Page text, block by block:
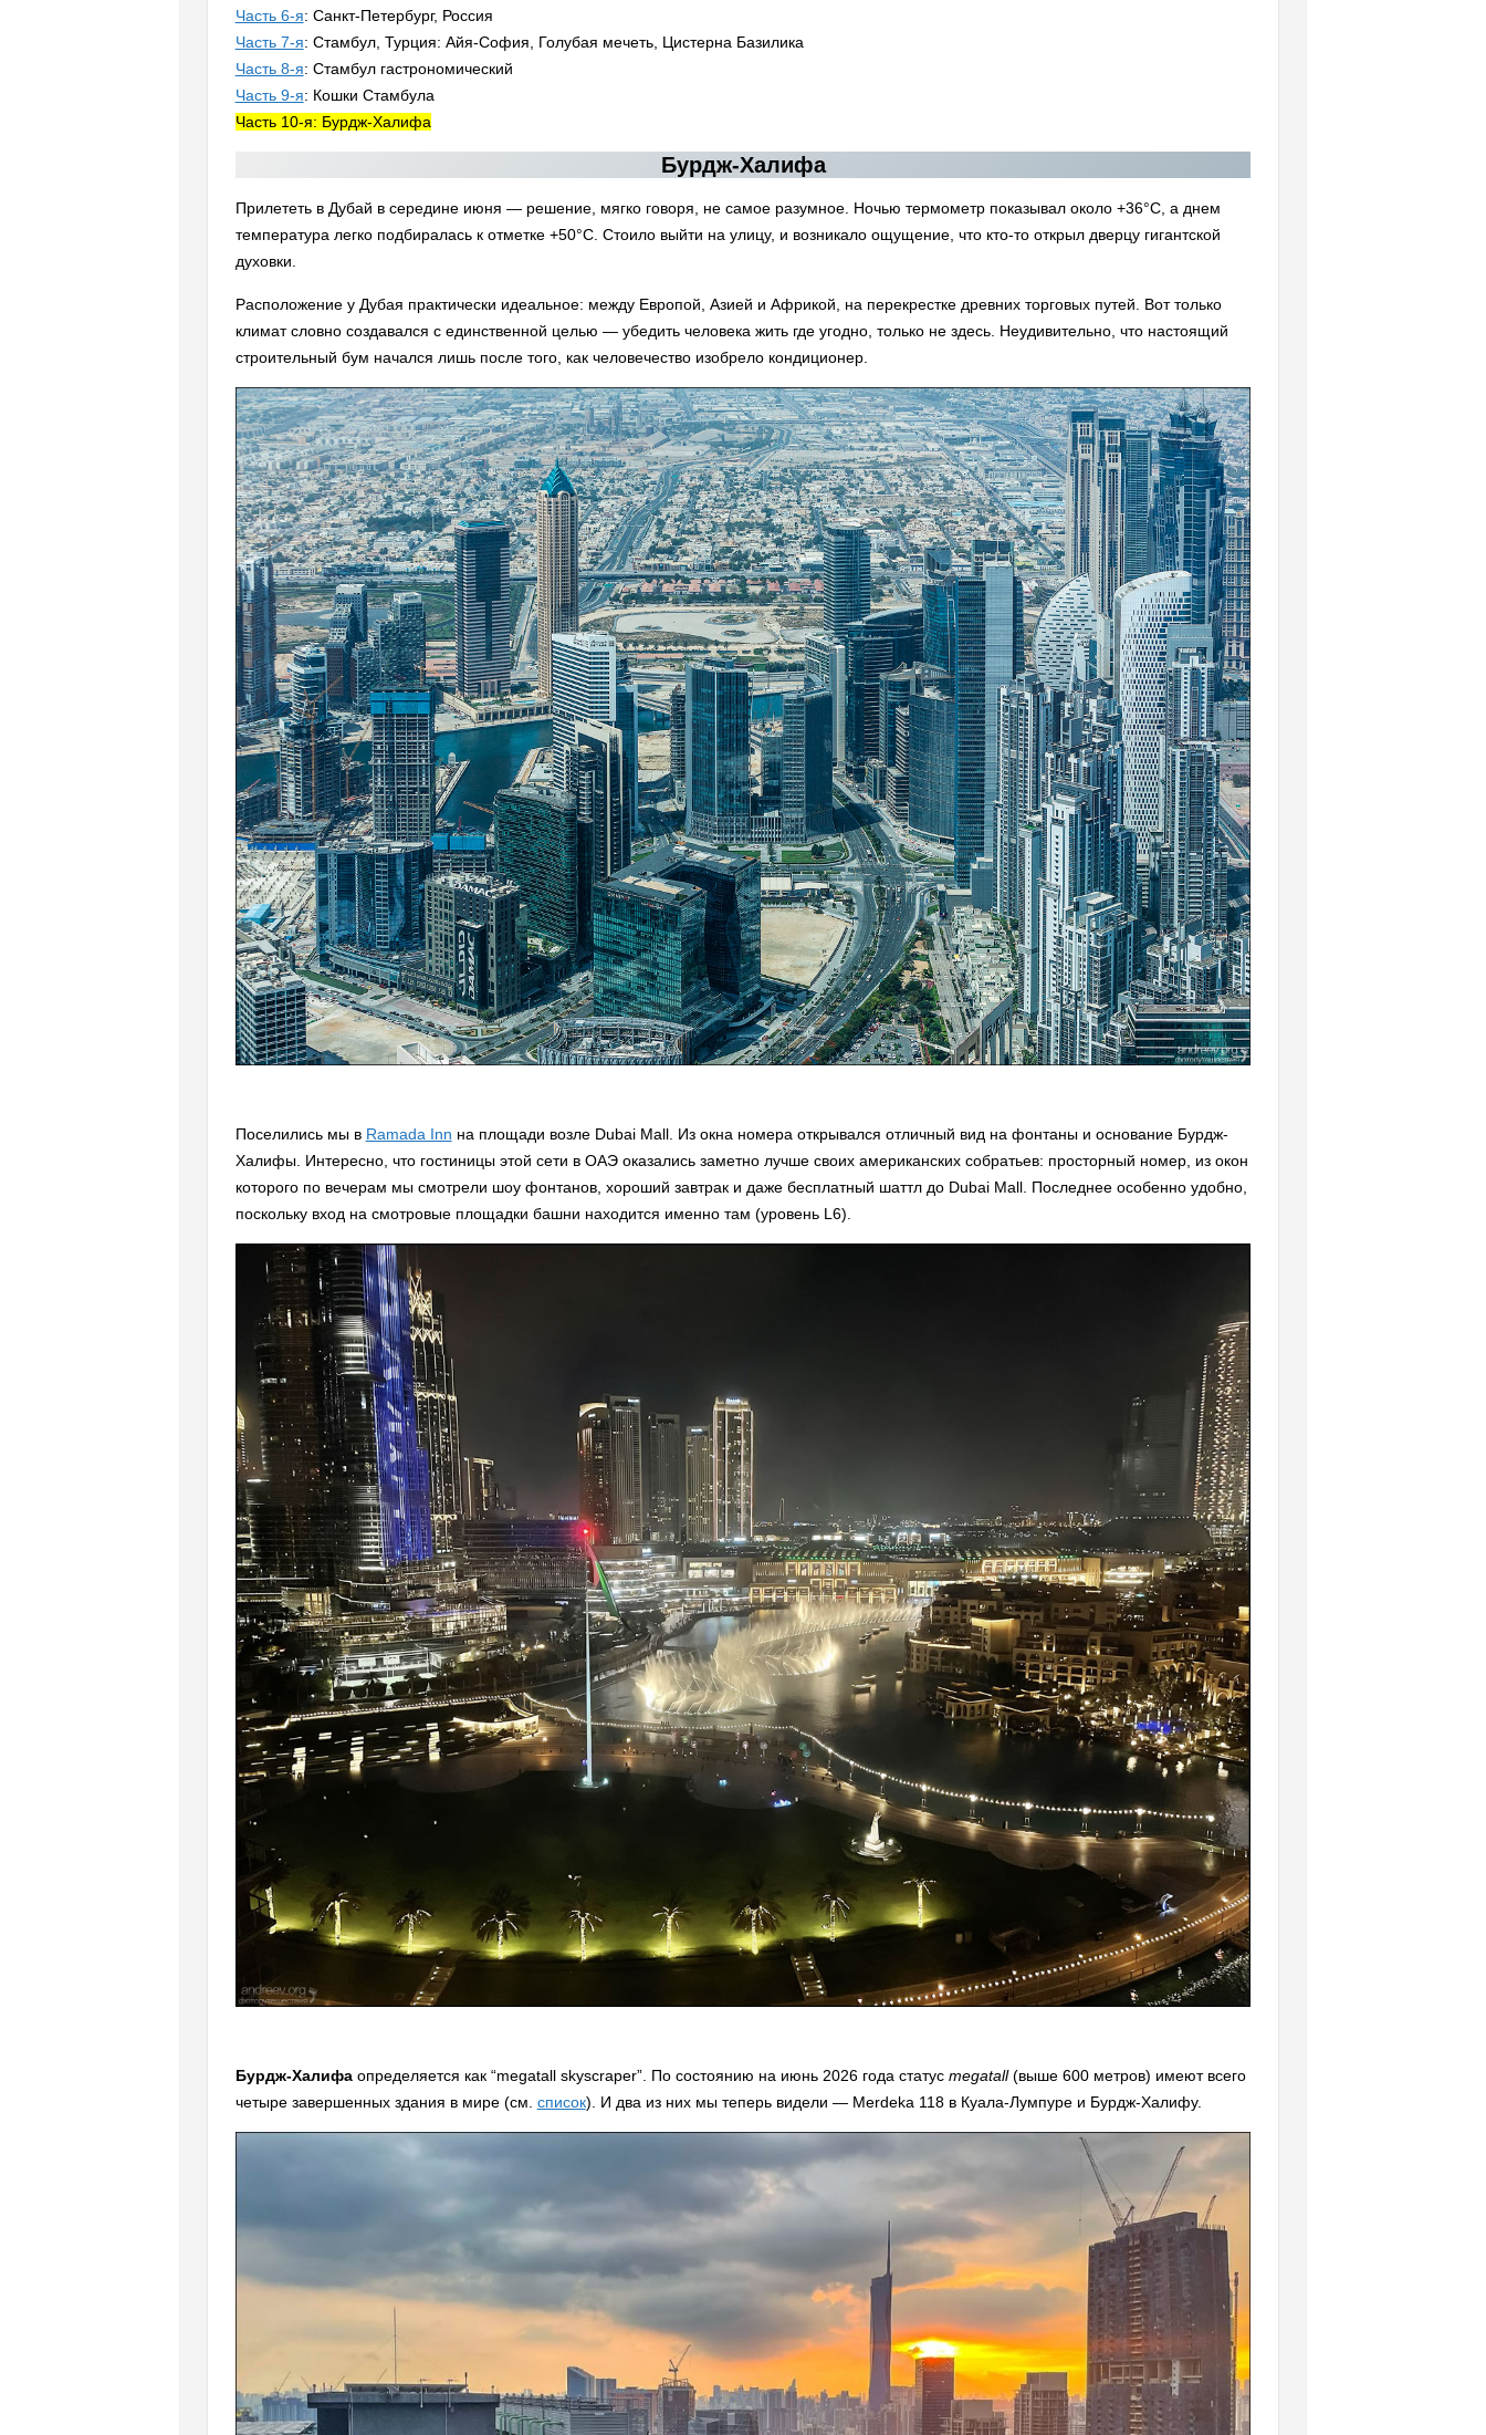
Часть 6-я: Санкт-Петербург, Россия
Часть 7-я: Стамбул, Турция: Айя-София, Голубая мечеть, Цистерна Базилика
Часть 8-я: Стамбул гастрономический
Часть 9-я: Кошки Стамбула
Часть 10-я: Бурдж-Халифа
Бурдж-Халифа
Прилететь в Дубай в середине июня — решение, мягко говоря, не самое разумное. Ночью термометр показывал около +36°C, а днем
температура легко подбиралась к отметке +50°C. Стоило выйти на улицу, и возникало ощущение, что кто-то открыл дверцу гигантской
духовки.
Расположение у Дубая практически идеальное: между Европой, Азией и Африкой, на перекрестке древних торговых путей. Вот только
климат словно создавался с единственной целью — убедить человека жить где угодно, только не здесь. Неудивительно, что настоящий
строительный бум начался лишь после того, как человечество изобрело кондиционер.
Поселились мы в Ramada Inn на площади возле Dubai Mall. Из окна номера открывался отличный вид на фонтаны и основание Бурдж-
Халифы. Интересно, что гостиницы этой сети в ОАЭ оказались заметно лучше своих американских собратьев: просторный номер, из окон
которого по вечерам мы смотрели шоу фонтанов, хороший завтрак и даже бесплатный шаттл до Dubai Mall. Последнее особенно удобно,
поскольку вход на смотровые площадки башни находится именно там (уровень L6).
Бурдж-Халифаопределяется как “megatall skyscraper”. По состоянию на июнь 2026 года статус megatall(выше 600 метров) имеют всего
четыре завершенных здания в мире (см. список). И два из них мы теперь видели — Merdeka 118 в Куала-Лумпуре и Бурдж-Халифу.